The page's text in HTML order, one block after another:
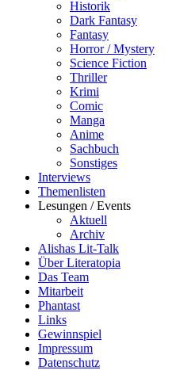
Historik
Dark Fantasy
Fantasy
Horror / Mystery
Science Fiction
Thriller
Krimi
Comic
Manga
Anime
Sachbuch
Sonstiges
Interviews
Themenlisten
Lesungen / Events
Aktuell
Archiv
Alishas Lit-Talk
Über Literatopia
Das Team
Mitarbeit
Phantast
Links
Gewinnspiel
Impressum
Datenschutz